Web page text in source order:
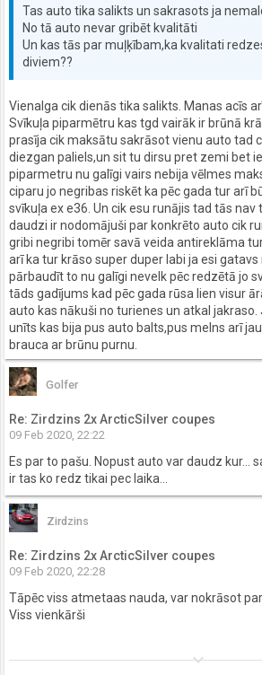
Tas auto tika salikts un sakrasots ja
No tā auto nevar gribēt kvalitāti
Un kas tās par muļķībam,ka kvalitati
diviem??
Vienalga cik dienās tika salikts. Manas acīs
Svīkuļa piparmētru kas tgd vairāk ir brūnā
prasīja cik maksātu sakrāsot vienu auto tad
diezgan paliels,un sit tu dirsu pret zemi bet
piparmetru nu galīgi vairs nebija vēlmes
ciparu jo negribas riskēt ka pēc gada tur arī
svīkuļa ex e36. Un cik esu runājis tad tās
daudzi ir nodomājuši par konkrēto auto cik
gribi negribi tomēr savā veida antireklāma
arī ka tur krāso super duper labi ja esi
pārbaudīt to nu galīgi nevelk pēc redzētā jo
tāds gadījums kad pēc gada rūsa lien visur
auto kas nākuši no turienes un atkal
unīts kas bija pus auto balts,pus melns arī
brauca ar brūnu purnu.
Golfer
Re: Zirdzins 2x ArcticSilver coupes
09 Feb 2020, 22:22
Es par to pašu. Nopust auto var daudz kur...
ir tas ko redz tikai pec laika...
Zirdzins
Re: Zirdzins 2x ArcticSilver coupes
09 Feb 2020, 22:28
Tāpēc viss atmetaas nauda, var nokrāsot
Viss vienkārši
keyboard_arrow_down